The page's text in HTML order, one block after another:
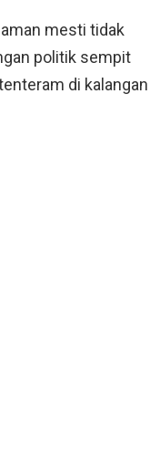
mesti tidak
politik sempit
di kalangan